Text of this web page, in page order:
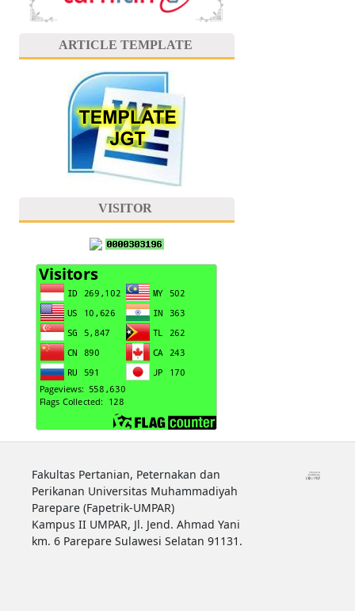
ARTICLE TEMPLATE
VISITOR
Fakultas Pertanian, Peternakan dan
Perikanan Universitas Muhammadiyah
Parepare (Fapetrik-UMPAR)
Kampus II UMPAR, Jl. Jend. Ahmad Yani
km. 6 Parepare Sulawesi Selatan 91131.